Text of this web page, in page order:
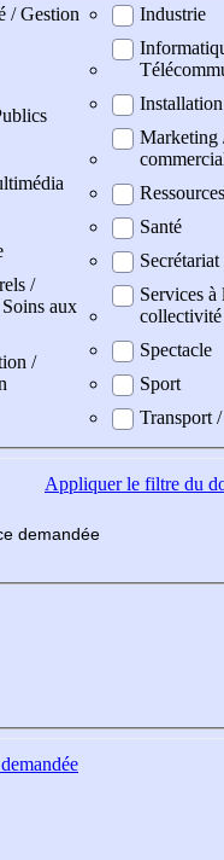
/ Gestion
/
aux
/
Industrie
Marketing
Santé
Services à
collectivité
Spectacle
Sport
Transport
Appliquerle filtre du
demandée